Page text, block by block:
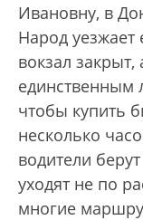
Ивановну, в
Народ
вокзал
единственным
чтобы купить
несколько
водители
уходят не по
многие